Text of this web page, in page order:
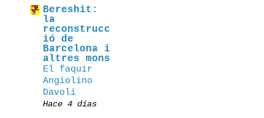
Bereshit:
la
reconstrucc
ió de
Barcelona i
altres mons
El faquir
Angiolino
Davoli
Hace 4 días